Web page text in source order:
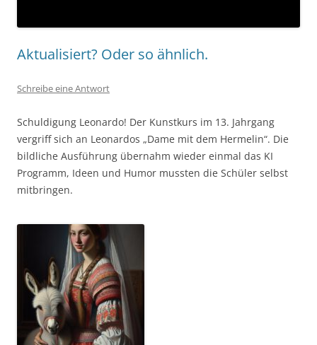
Aktualisiert? Oder so ähnlich.
Schreibe eine Antwort
Schuldigung Leonardo! Der Kunstkurs im 13. Jahrgang
vergriff sich an Leonardos „Dame mit dem Hermelin“. Die
bildliche Ausführung übernahm wieder einmal das KI
Programm, Ideen und Humor mussten die Schüler selbst
mitbringen.